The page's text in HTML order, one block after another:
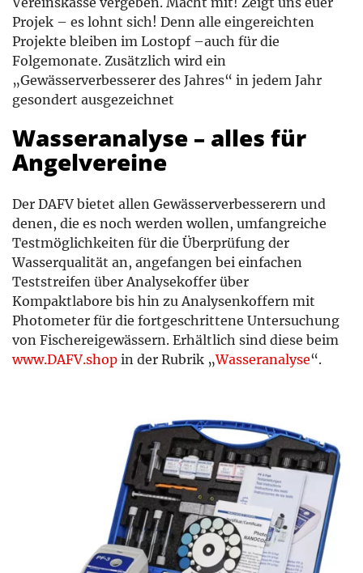
Projek – es lohnt sich! Denn alle eingereichten
Projekte bleiben im Lostopf –auch für die
Folgemonate. Zusätzlich wird ein
„Gewässerverbesserer des Jahres“ in jedem Jahr
gesondert ausgezeichnet
Wasseranalyse – alles für
Angelvereine
Der DAFV bietet allen Gewässerverbesserern und
denen, die es noch werden wollen, umfangreiche
Testmöglichkeiten für die Überprüfung der
Wasserqualität an, angefangen bei einfachen
Teststreifen über Analysekoffer über
Kompaktlabore bis hin zu Analysenkoffern mit
Photometer für die fortgeschrittene Untersuchung
von Fischereigewässern. Erhältlich sind diese beim
www.DAFV.shop in der Rubrik „Wasseranalyse“.